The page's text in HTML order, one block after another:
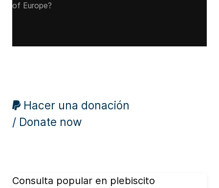
of Europe?
Hacer una donación
/ Donate now
Consulta popular en plebiscito